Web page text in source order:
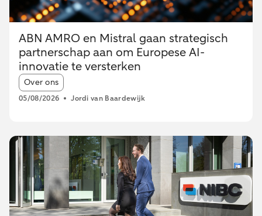
ABN AMRO en Mistral gaan strategisch
partnerschap aan om Europese AI-
innovatie te versterken
Article tags:
Over ons
05/08/2026 Jordi van Baardewijk